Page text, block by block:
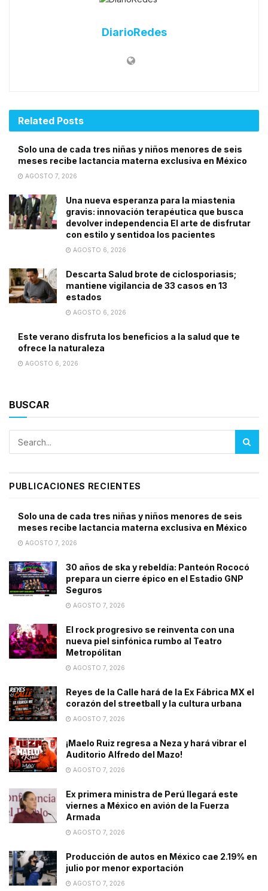
DiarioRedes
Related Posts
Solo una de cada tres niñas y niños menores de seis
meses recibe lactancia materna exclusiva en México
AGOSTO 7, 2026
Una nueva esperanza para la miastenia
gravis: innovación terapéutica que busca
devolver independencia El arte de disfrutar
con estilo y sentidoa los pacientes
AGOSTO 6, 2026
Descarta Salud brote de ciclosporiasis;
mantiene vigilancia de 33 casos en 13
estados
AGOSTO 6, 2026
Este verano disfruta los beneficios a la salud que te
ofrece la naturaleza
AGOSTO 6, 2026
BUSCAR
PUBLICACIONES RECIENTES
Solo una de cada tres niñas y niños menores de seis
meses recibe lactancia materna exclusiva en México
AGOSTO 7, 2026
30 años de ska y rebeldía: Panteón Rococó
prepara un cierre épico en el Estadio GNP
Seguros
AGOSTO 7, 2026
El rock progresivo se reinventa con una
nueva piel sinfónica rumbo al Teatro
Metropólitan
AGOSTO 7, 2026
Reyes de la Calle hará de la Ex Fábrica MX el
corazón del streetball y la cultura urbana
AGOSTO 7, 2026
¡Maelo Ruiz regresa a Neza y hará vibrar el
Auditorio Alfredo del Mazo!
AGOSTO 7, 2026
Ex primera ministra de Perú llegará este
viernes a México en avión de la Fuerza
Armada
AGOSTO 7, 2026
Producción de autos en México cae 2.19% en
julio por menor exportación
AGOSTO 7, 2026